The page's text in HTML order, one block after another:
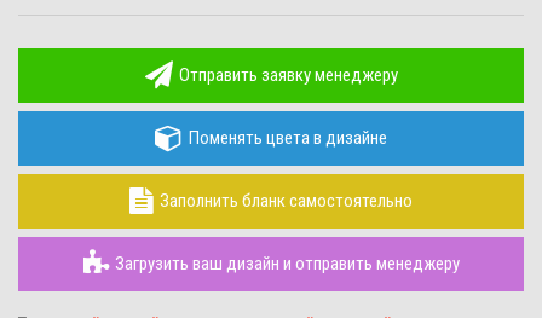
Отправить заявку менеджеру
Поменять цвета в дизайне
Заполнить бланк самостоятельно
Загрузить ваш дизайн и отправить менеджеру